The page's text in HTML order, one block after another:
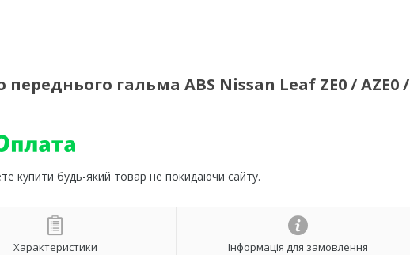
гальма ABS Nissan Leaf ZE0 / AZE0 /
купити будь-який товар не покидаючи сайту.
Характеристики Інформація для замовлення